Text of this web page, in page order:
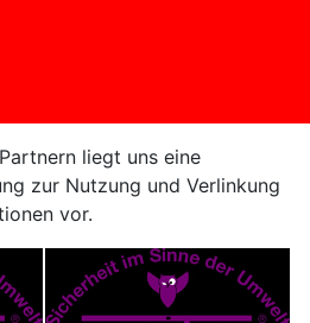
liegt uns eine
zur Nutzung und Verlinkung
vor.